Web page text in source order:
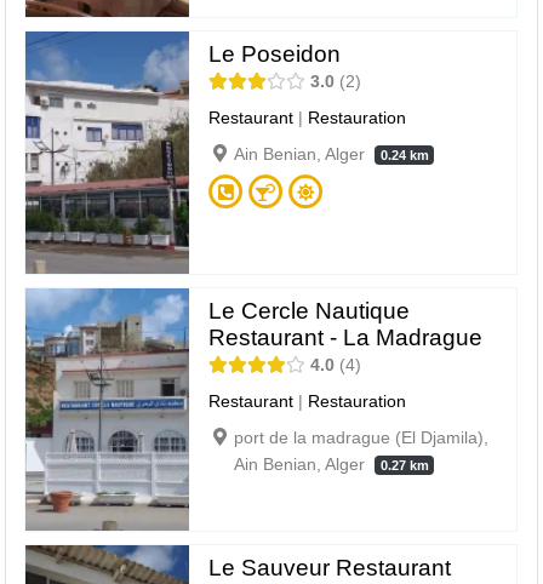
Le Poseidon
3.0 2
Restaurant | Restauration
Ain Benian, Alger
0.24 km
Le Cercle Nautique
Restaurant - La Madrague
4.0 4
Restaurant | Restauration
port de la madrague (El Djamila),
Ain Benian, Alger
0.27 km
Le Sauveur Restaurant